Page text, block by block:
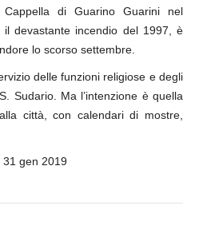
di Guarino Guarini nel
devastante incendio del 1997, è
lo scorso settembre.
delle funzioni religiose e degli
Sudario. Ma l’intenzione è quella
città, con calendari di mostre,
, 31 gen 2019